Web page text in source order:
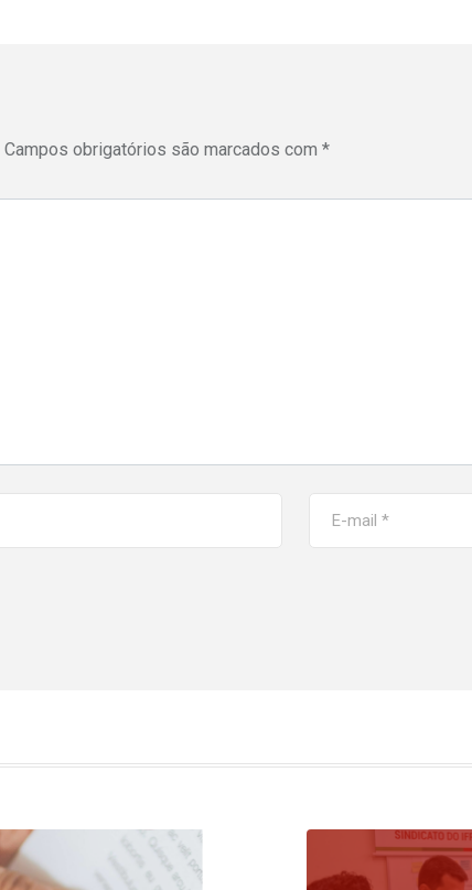
Campos obrigatórios são marcados com *